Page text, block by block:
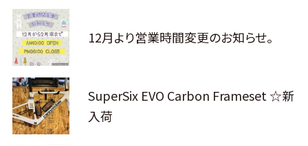
12月より営業時間変更のお知らせ。
SuperSix EVO Carbon Frameset ☆新
入荷